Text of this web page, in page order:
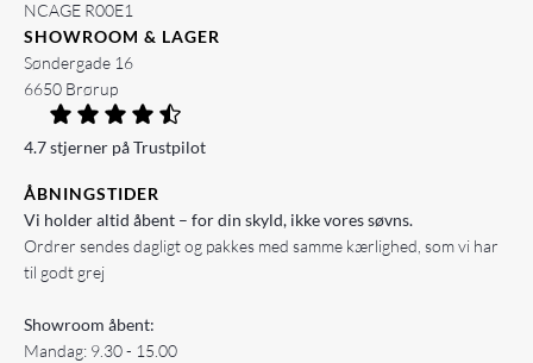
NCAGE R00E1
SHOWROOM & LAGER
Søndergade 16
6650 Brørup
4.7 stjerner på Trustpilot
ÅBNINGSTIDER
Vi holder altid åbent – for din skyld, ikke vores søvns.
Ordrer sendes dagligt og pakkes med samme kærlighed, som vi har
til godt grej
Showroom åbent:
Mandag: 9.30 - 15.00